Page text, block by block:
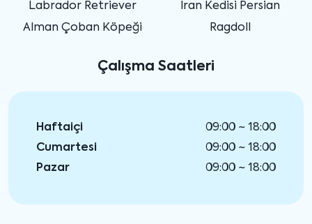
Labrador Retriever
Alman Çoban Köpeği
İran Kedisi Persian
Ragdoll
Çalışma Saatleri
Haftaiçi
09:00 ~ 18:00
Cumartesi
09:00 ~ 18:00
Pazar
09:00 ~ 18:00